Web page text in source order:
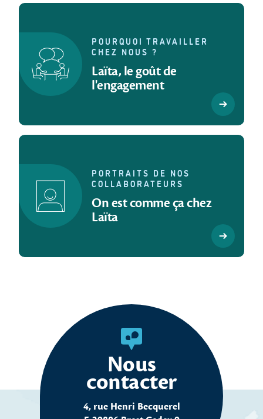
POURQUOI TRAVAILLER
CHEZ NOUS ?
Laïta, le goût de
l'engagement
PORTRAITS DE NOS
COLLABORATEURS
On est comme ça chez
Laïta
Nous
contacter
4, rue Henri Becquerel